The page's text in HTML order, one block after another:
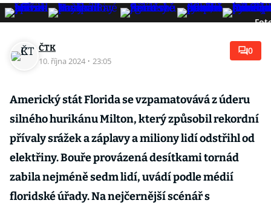
ČTK
10. října 2024 · 23:05
0
Americký stát Florida se vzpamatovává z úderu
silného hurikánu Milton, který způsobil rekordní
přívaly srážek a záplavy a miliony lidí odstřihl od
elektřiny. Bouře provázená desítkami tornád
zabila nejméně sedm lidí, uvádí podle médií
floridské úřady. Na nejčernější scénář s